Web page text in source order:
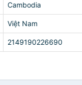
Cambodia
Việt Nam
2149190226690